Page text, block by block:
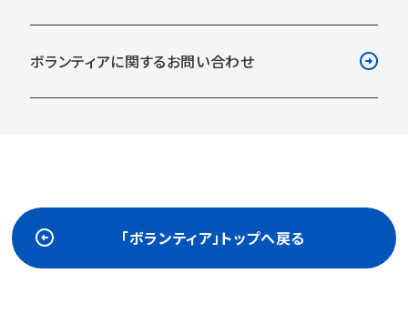
ボランティアに関するお問い合わせ
「ボランティア」トップへ戻る